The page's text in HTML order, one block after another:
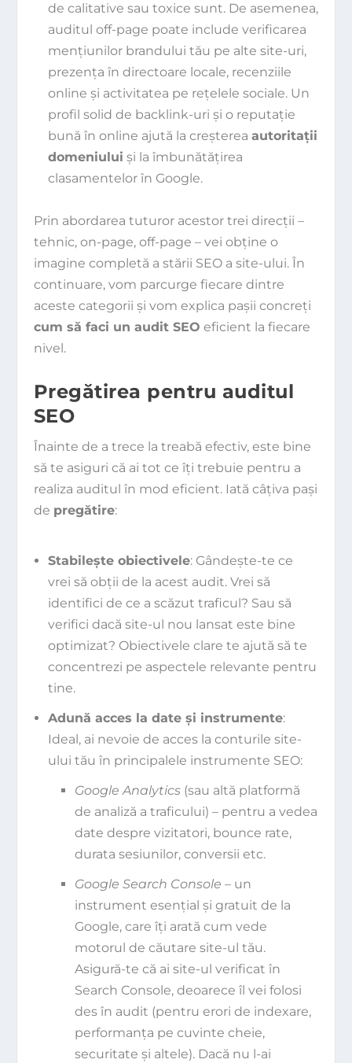
de calitative sau toxice sunt. De asemenea,
auditul off-page poate include verificarea
mențiunilor brandului tău pe alte site-uri,
prezența în directoare locale, recenziile
online și activitatea pe rețelele sociale. Un
profil solid de backlink-uri și o reputație
bună în online ajută la creșterea autoritații
domeniului și la îmbunătățirea
clasamentelor în Google.
Prin abordarea tuturor acestor trei direcții –
tehnic, on-page, off-page – vei obține o
imagine completă a stării SEO a site-ului. În
continuare, vom parcurge fiecare dintre
aceste categorii și vom explica pașii concreți
cum să faci un audit SEO eficient la fiecare
nivel.
Pregătirea pentru auditul
SEO
Înainte de a trece la treabă efectiv, este bine
să te asiguri că ai tot ce îți trebuie pentru a
realiza auditul în mod eficient. Iată câțiva pași
de pregătire:
Stabilește obiectivele: Gândește-te ce
vrei să obții de la acest audit. Vrei să
identifici de ce a scăzut traficul? Sau să
verifici dacă site-ul nou lansat este bine
optimizat? Obiectivele clare te ajută să te
concentrezi pe aspectele relevante pentru
tine.
Adună acces la date și instrumente:
Ideal, ai nevoie de acces la conturile site-
ului tău în principalele instrumente SEO:
Google Analytics (sau altă platformă
de analiză a traficului) – pentru a vedea
date despre vizitatori, bounce rate,
durata sesiunilor, conversii etc.
Google Search Console – un
instrument esențial și gratuit de la
Google, care îți arată cum vede
motorul de căutare site-ul tău.
Asigură-te că ai site-ul verificat în
Search Console, deoarece îl vei folosi
des în audit (pentru erori de indexare,
performanța pe cuvinte cheie,
securitate și altele). Dacă nu l-ai